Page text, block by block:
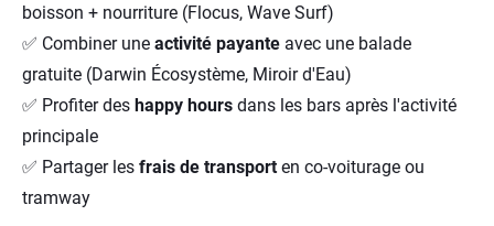
boisson + nourriture (Flocus, Wave Surf)
✅ Combiner une activité payante avec une balade
gratuite (Darwin Écosystème, Miroir d'Eau)
✅ Profiter des happy hours dans les bars après l'activité
principale
✅ Partager les frais de transport en co-voiturage ou
tramway